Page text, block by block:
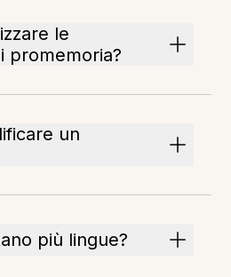
le
promemoria?
un
più lingue?